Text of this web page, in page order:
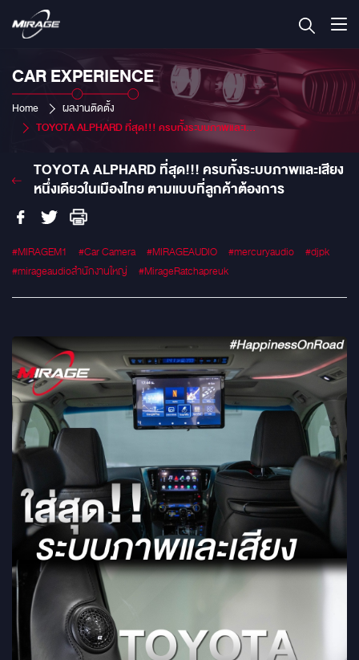
CAR EXPERIENCE
Home
ผลงานติดตั้ง
TOYOTA ALPHARD ที่สุด!!! ครบทั้งระบบภาพและเสียง หนึ่งเดียวในเมืองไทย ตามแบบที่ลูกค้าต้องการ
TOYOTA ALPHARD ที่สุด!!! ครบทั้งระบบภาพและเสียง
หนึ่งเดียวในเมืองไทย ตามแบบที่ลูกค้าต้องการ
#MIRAGEM1 #Car Camera #MIRAGEAUDIO #mercuryaudio
#djpk
#mirageaudioสำนักงานใหญ่
#MirageRatchapreuk